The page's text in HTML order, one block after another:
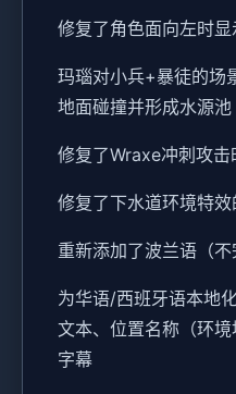
修复了角色面向左时
玛瑙对小兵+暴徒的场
地面碰撞并形成水源池
修复了Wraxe冲刺攻
修复了下水道环境特
重新添加了波兰语（
为华语/西班牙语本地
文本、位置名称（环
字幕